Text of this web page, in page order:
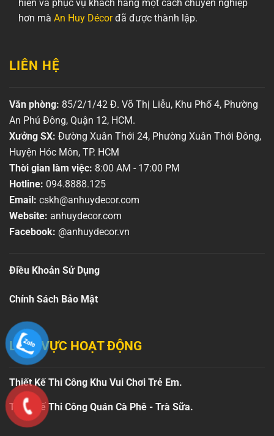
hiến và phục vụ khách hàng một cách chuyên nghiệp
hơn mà An Huy Décorđã được thành lập.
LIÊN HỆ
Văn phòng: 85/2/1/42 Đ. Võ Thị Liễu, Khu Phố 4, Phường
An Phú Đông, Quận 12, HCM.
Xưởng SX: Đường Xuân Thới 24, Phường Xuân Thới Đông,
Huyện Hóc Môn, TP. HCM
Thời gian làm việc: 8:00 AM - 17:00 PM
Hotline: 094.8888.125
Email: cskh@anhuydecor.com
Website: anhuydecor.com
Facebook: @anhuydecor.vn
Điều Khoản Sử Dụng
Chính Sách Bảo Mật
LĨNH VỰC HOẠT ĐỘNG
Thiết Kế Thi Công Khu Vui Chơi Trẻ Em.
Thiết Kế Thi Công Quán Cà Phê - Trà Sữa.